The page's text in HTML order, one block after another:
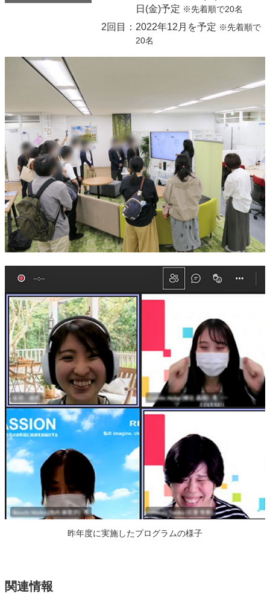
日(金)予定 ※先着順で20名
2回目： 2022年12月を予定 ※先着順で
20名
昨年度に実施したプログラムの様子
関連情報